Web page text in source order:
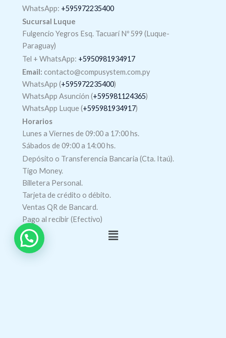
WhatsApp: +595972235400
Sucursal Luque
Fulgencio Yegros Esq. Tacuarí Nº 599 (Luque-
Paraguay)
Tel + WhatsApp: +5950981934917
Email: contacto@compusystem.com.py
WhatsApp (+595972235400)
WhatsApp Asunción (+595981124365)
WhatsApp Luque (+595981934917)
Horarios
Lunes a Viernes de 09:00 a 17:00 hs.
Sábados de 09:00 a 14:00 hs.
Depósito o Transferencia Bancaria (Cta. Itaú).
Tigo Money.
Billetera Personal.
Tarjeta de crédito o débito.
Ventas QR de Bancard.
Pago al recibir (Efectivo)
Menú